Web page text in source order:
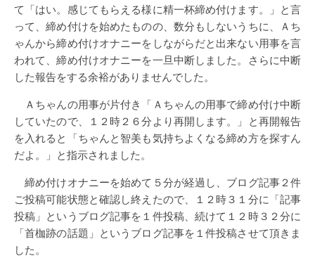
て「はい。感じてもらえる様に精一杯締め付けます。」と言
って、締め付けを始めたものの、数分もしないうちに、Ａち
ゃんから締め付けオナニーをしながらだと出来ない用事を言
われて、締め付けオナニーを一旦中断しました。さらに中断
した報告をする余裕がありませんでした。
Ａちゃんの用事が片付き「Ａちゃんの用事で締め付け中断
していたので、１２時２６分より再開します。」と再開報告
を入れると「ちゃんと智美も気持ちよくなる締め方を探すん
だよ。」と指示されました。
締め付けオナニーを始めて５分が経過し、ブログ記事２件
ご投稿可能状態と確認し終えたので、１２時３１分に「記事
投稿」というブログ記事を１件投稿、続けて１２時３２分に
「首枷跡の話題」というブログ記事を１件投稿させて頂きま
した。